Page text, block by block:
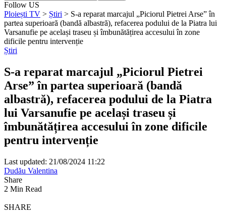
Follow US
Ploiești TV > Știri > S-a reparat marcajul „Piciorul Pietrei Arse” în
partea superioară (bandă albastră), refacerea podului de la Piatra lui
Varsanufie pe același traseu și îmbunătățirea accesului în zone
dificile pentru intervenție
Știri
S-a reparat marcajul „Piciorul Pietrei
Arse” în partea superioară (bandă
albastră), refacerea podului de la Piatra
lui Varsanufie pe același traseu și
îmbunătățirea accesului în zone dificile
pentru intervenție
Last updated: 21/08/2024 11:22
Dudău Valentina
Share
2 Min Read
SHARE